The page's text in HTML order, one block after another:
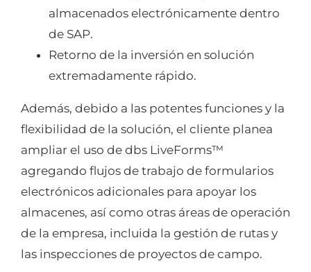
almacenados electrónicamente dentro
de SAP.
Retorno de la inversión en solución
extremadamente rápido.
Además, debido a las potentes funciones y la
flexibilidad de la solución, el cliente planea
ampliar el uso de dbs LiveForms™
agregando flujos de trabajo de formularios
electrónicos adicionales para apoyar los
almacenes, así como otras áreas de operación
de la empresa, incluida la gestión de rutas y
las inspecciones de proyectos de campo.